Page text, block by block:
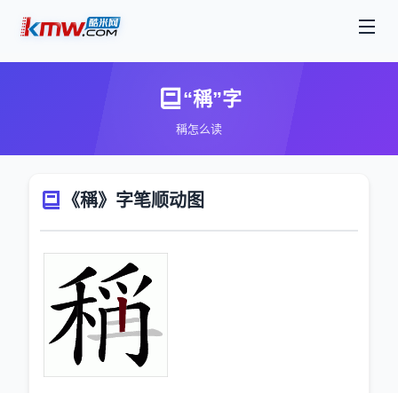
“稱”字
稱怎么读
《稱》字笔顺动图